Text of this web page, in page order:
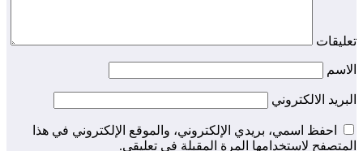
تعليقات
الاسم
البريد الالكتروني
احفظ اسمي، بريدي الإلكتروني، والموقع الإلكتروني في هذا
المتصفح لاستخدامها المرة المقبلة في تعليقي.